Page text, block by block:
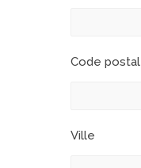
Code postal
Ville